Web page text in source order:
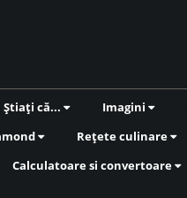
Știați că... Imagini
Rețete culinare
Calculatoare si convertoare